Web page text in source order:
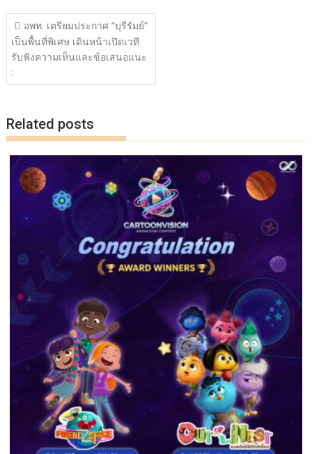
e
b
o
k
itt
er
e p
y
n
ar
e
แนะแนว
เรื่อง
อพท. เตรียมประกาศ “บุรีรัมย์”
เป็นพื้นที่พิเศษ เดินหน้าเปิดเวที
รับฟังความเห็นและข้อเสนอแนะ
:
Related posts